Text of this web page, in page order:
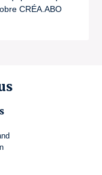
CRÉA.ABO